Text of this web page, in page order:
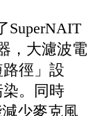
SuperNAIT
，大濾波電
徑」設
。同時
少麥克風